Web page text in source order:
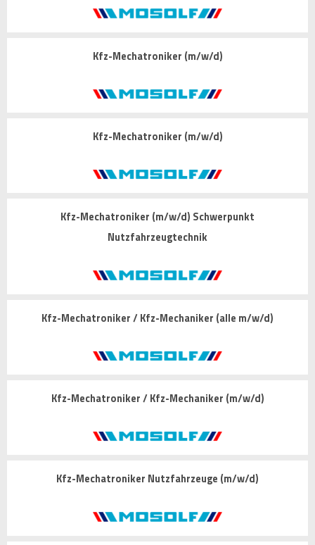
Kfz-Mechatroniker (m/w/d)
Kfz-Mechatroniker (m/w/d)
Kfz-Mechatroniker (m/w/d) Schwerpunkt
Nutzfahrzeugtechnik
Kfz-Mechatroniker / Kfz-Mechaniker (alle m/w/d)
Kfz-Mechatroniker / Kfz-Mechaniker (m/w/d)
Kfz-Mechatroniker Nutzfahrzeuge (m/w/d)